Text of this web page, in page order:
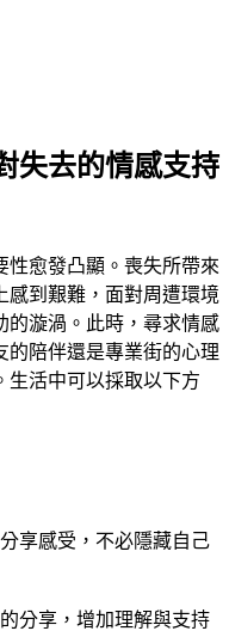
失去的情感支持
性愈發凸顯。喪失所帶來
感到艱難，面對周遭環境
的漩渦。此時，尋求情感
的陪伴還是專業街的心理
生活中可以採取以下方
享感受，不必隱藏自己
分享，增加理解與支持